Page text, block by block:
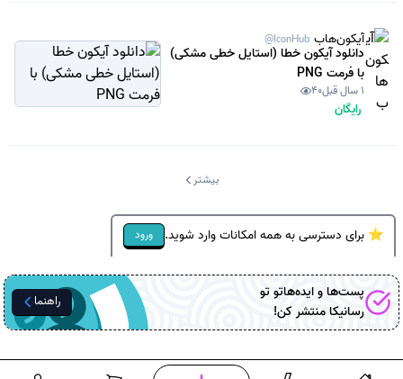
آیکون‌هاب @IconHub
دانلود آیکون خطا (استایل خطی مشکی)
با فرمت PNG
1 سال قبل 40
رایگان
بیشتر
⭐ برای دسترسی به همه امکانات وارد شوید. ورود
پست‌ها و ایده‌هاتو تو
رسانیکامنتشر کن! راهنما